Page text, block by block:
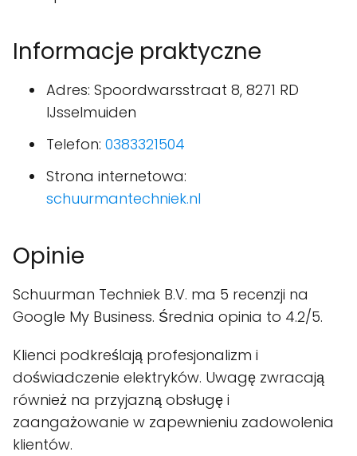
Informacje praktyczne
Adres: Spoordwarsstraat 8, 8271 RD
IJsselmuiden
Telefon: 0383321504
Strona internetowa:
schuurmantechniek.nl
Opinie
Schuurman Techniek B.V. ma 5 recenzji na
Google My Business. Średnia opinia to 4.2/5.
Klienci podkreślają profesjonalizm i
doświadczenie elektryków. Uwagę zwracają
również na przyjazną obsługę i
zaangażowanie w zapewnieniu zadowolenia
klientów.